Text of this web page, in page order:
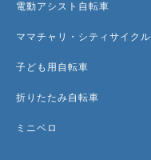
電動アシスト自転車
ママチャリ・シティサイクル
子ども用自転車
折りたたみ自転車
ミニベロ